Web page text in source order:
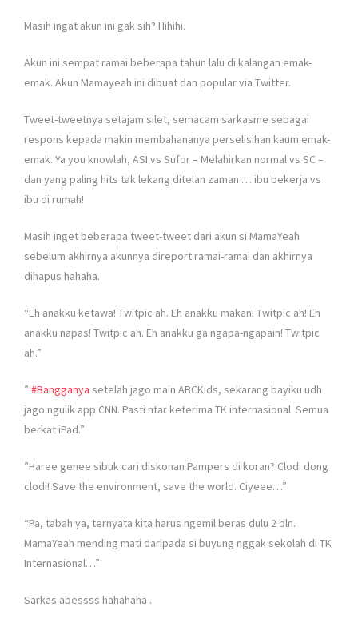
Masih ingat akun ini gak sih? Hihihi.
Akun ini sempat ramai beberapa tahun lalu di kalangan emak-
emak. Akun Mamayeah ini dibuat dan popular via Twitter.
Tweet-tweetnya setajam silet, semacam sarkasme sebagai
respons kepada makin membahananya perselisihan kaum emak-
emak. Ya you knowlah, ASI vs Sufor – Melahirkan normal vs SC –
dan yang paling hits tak lekang ditelan zaman … ibu bekerja vs
ibu di rumah!
Masih inget beberapa tweet-tweet dari akun si MamaYeah
sebelum akhirnya akunnya direport ramai-ramai dan akhirnya
dihapus hahaha.
“Eh anakku ketawa! Twitpic ah. Eh anakku makan! Twitpic ah! Eh
anakku napas! Twitpic ah. Eh anakku ga ngapa-ngapain! Twitpic
ah.”
” #Bangganya setelah jago main ABCKids, sekarang bayiku udh
jago ngulik app CNN. Pasti ntar keterima TK internasional. Semua
berkat iPad.”
”Haree genee sibuk cari diskonan Pampers di koran? Clodi dong
clodi! Save the environment, save the world. Ciyeee…”
“Pa, tabah ya, ternyata kita harus ngemil beras dulu 2 bln.
MamaYeah mending mati daripada si buyung nggak sekolah di TK
Internasional…”
Sarkas abessss hahahaha .